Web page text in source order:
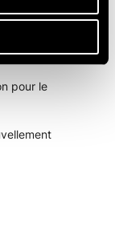
nom de
pour le